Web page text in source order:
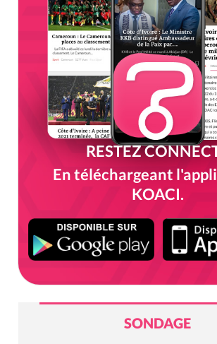
RESTEZ
En téléchargeant
KOACI.
SONDAGE